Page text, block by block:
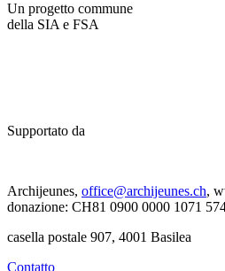
Un progetto commune
della SIA e FSA
Supportato da
Archijeunes, office@archijeunes.ch,
donazione: CH81 0900 0000 1071
casella postale 907, 4001 Basilea
Contatto